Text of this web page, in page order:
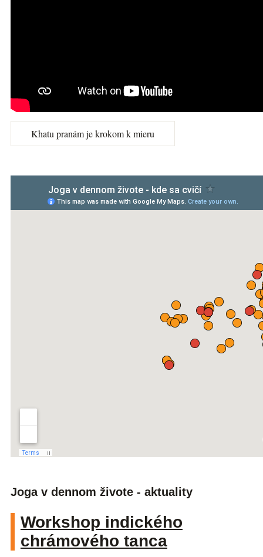
Khatu pranám je krokom k mieru
Joga v dennom živote - aktuality
Workshop indického
chrámového tanca